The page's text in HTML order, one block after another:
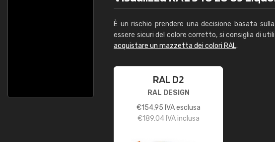
È un rischio prendere una decisione basata
essere sicuri del colore corretto, si consiglia di
acquistare un mazzetta dei colori RAL.
RAL D2
RAL DESIGN
€154,95 IVA esclusa
€189,04IVA inclusa